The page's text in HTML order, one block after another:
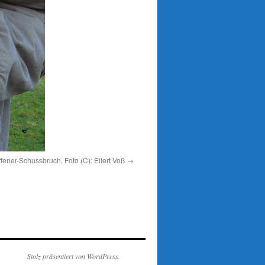
Schussbruch, Foto (C): Eilert Voß
Stolz präsentiert von WordPress.